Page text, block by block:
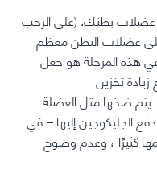
عضلات بطنك. (على الرحب
عضلات البطن معظم
هذه المرحلة هو جعل
تخزين
يتم ضخها مثل العضلة
الجليكوجين إليها – في
كثيرًا ، وعدم وضوح